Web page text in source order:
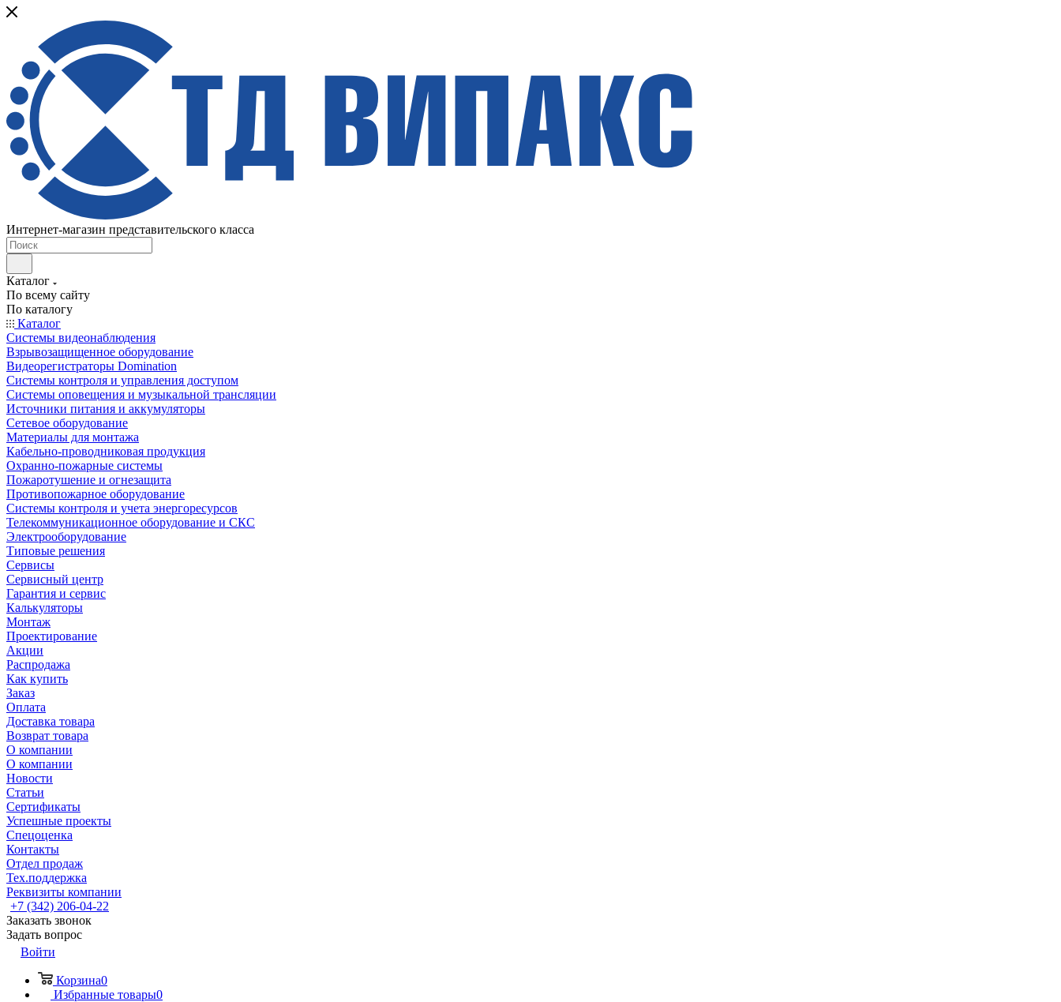
Интернет-магазин представительского класса
Каталог
По всему сайту
По каталогу
Каталог
Системы видеонаблюдения
Взрывозащищенное оборудование
Видеорегистраторы Domination
Системы контроля и управления доступом
Системы оповещения и музыкальной трансляции
Источники питания и аккумуляторы
Сетевое оборудование
Материалы для монтажа
Кабельно-проводниковая продукция
Охранно-пожарные системы
Пожаротушение и огнезащита
Противопожарное оборудование
Системы контроля и учета энергоресурсов
Телекоммуникационное оборудование и СКС
Электрооборудование
Типовые решения
Сервисы
Сервисный центр
Гарантия и сервис
Калькуляторы
Монтаж
Проектирование
Акции
Распродажа
Как купить
Заказ
Оплата
Доставка товара
Возврат товара
О компании
О компании
Новости
Статьи
Сертификаты
Успешные проекты
Спецоценка
Контакты
Отдел продаж
Тех.поддержка
Реквизиты компании
+7 (342) 206-04-22
Заказать звонок
Задать вопрос
Войти
Корзина0
Избранные товары0